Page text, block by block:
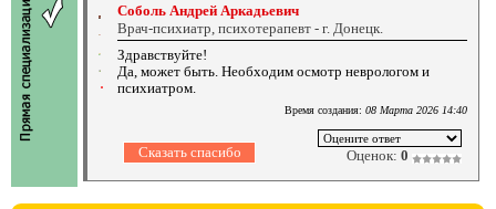
Соболь Андрей Аркадьевич
Врач-психиатр, психотерапевт - г. Донецк.
Здравствуйте!
Да, может быть. Необходим осмотр неврологом и
психиатром.
Время создания: 08 Марта 2026 14:40
Оценок: 0